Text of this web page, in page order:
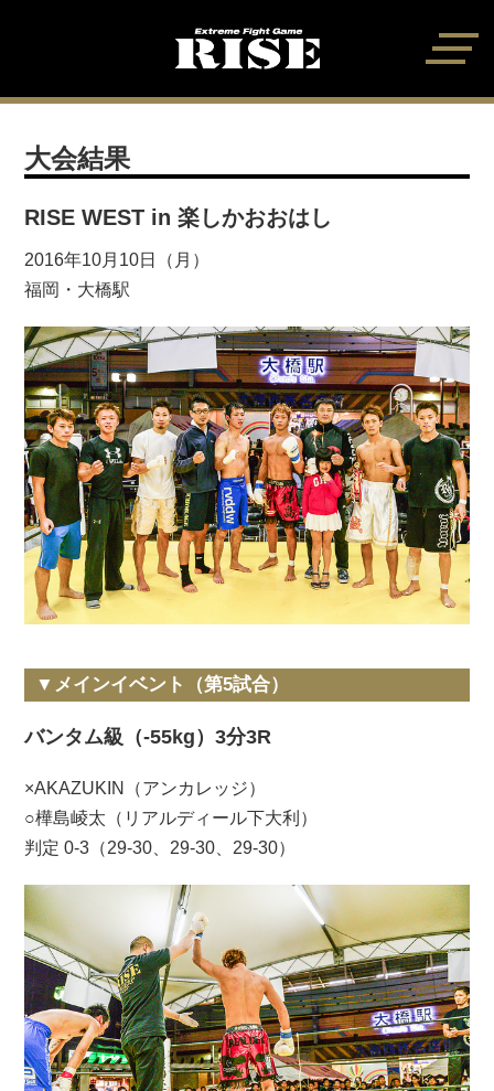
大会結果
RISE WEST in 楽しかおおはし
2016年10月10日（月）
福岡・大橋駅
▼メインイベント（第5試合）
バンタム級（-55kg）3分3R
×AKAZUKIN（アンカレッジ）
○樺島崚太（リアルディール下大利）
判定 0-3（29-30、29-30、29-30）